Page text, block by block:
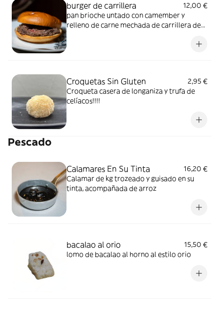
burger de carrillera
12,00 €
pan brioche untado con camember y
relleno de carne mechada de carrillera de
Croquetas Sin Gluten
2,95 €
Croqueta casera de longaniza y trufa de
celíacos!!!!
Pescado
Calamares En Su Tinta
16,20 €
Calamar de kg trozeado y guisado en su
tinta, acompañada de arroz
bacalao al orio
15,50 €
lomo de bacalao al horno al estilo orio